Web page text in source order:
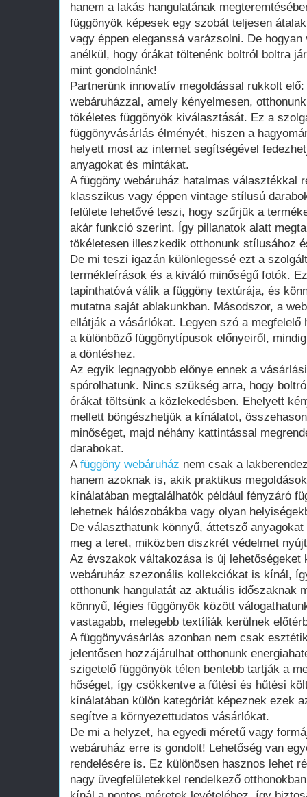
hanem a lakás hangulatának
függönyök képesek egy szobát teljesen
vagy éppen eleganssá varázsolni. De
anélkül, hogy órákat töltenénk boltról boltra
mint gondolnánk!
Partnerünk innovatív megoldással rukkolt
webáruházzal, amely kényelmesen,
tökéletes függönyök kiválasztását. Ez a
függönyvásárlás élményét, hiszen a
helyett most az internet segítségével
anyagokat és mintákat.
A függöny webáruház hatalmas választékkal
klasszikus vagy éppen vintage stílusú
felülete lehetővé teszi, hogy szűrjük a
akár funkció szerint. Így pillanatok alatt
tökéletesen illeszkedik otthonunk stílusához
De mi teszi igazán különlegessé ezt a
termékleírások és a kiváló minőségű fotók.
tapinthatóvá válik a függöny textúrája, és
mutatna saját ablakunkban. Másodszor, a
ellátják a vásárlókat. Legyen szó a
a különböző függönytípusok előnyeiről,
a döntéshez.
Az egyik legnagyobb előnye ennek a
spórolhatunk. Nincs szükség arra, hogy
órákat töltsünk a közlekedésben. Ehelyett
mellett böngészhetjük a kínálatot,
minőséget, majd néhány kattintással
darabokat.
Afüggöny webáruház nem csak a
hanem azoknak is, akik praktikus
kínálatában megtalálhatók például fényzáró
lehetnek hálószobákba vagy olyan
De választhatunk könnyű, áttetsző
meg a teret, miközben diszkrét védelmet
Az évszakok váltakozása is új lehetőségeket
webáruház szezonális kollekciókat is kínál,
otthonunk hangulatát az aktuális időszaknak
könnyű, légies függönyök között
vastagabb, melegebb textíliák kerülnek
A függönyvásárlás azonban nem csak
jelentősen hozzájárulhat otthonunk
szigetelő függönyök télen bentebb tartják a
hőséget, így csökkentve a fűtési és hűtési
kínálatában külön kategóriát képeznek ezek
segítve a környezettudatos vásárlókat.
De mi a helyzet, ha egyedi méretű vagy
webáruház erre is gondolt! Lehetőség van
rendelésére is. Ez különösen hasznos lehet
nagy üvegfelületekkel rendelkező